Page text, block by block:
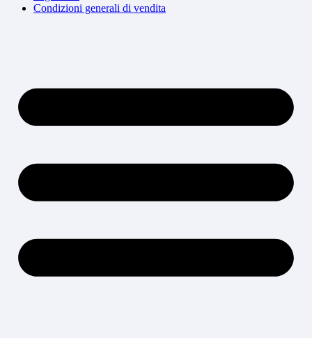
Condizioni generali di vendita